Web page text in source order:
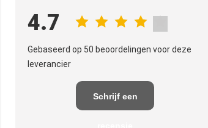
4.7
Gebaseerd op 50 beoordelingen voor deze
leverancier
Schrijf een